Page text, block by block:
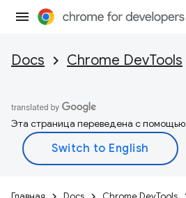
Docs Chrome DevTools
Эта страница переведена с помощью